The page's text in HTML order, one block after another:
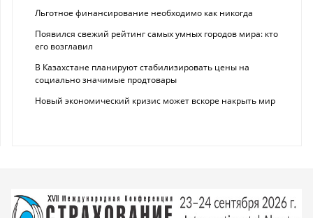
Льготное финансирование необходимо как никогда
Появился свежий рейтинг самых умных городов мира: кто
его возглавил
В Казахстане планируют стабилизировать цены на
социально значимые продтовары
Новый экономический кризис может вскоре накрыть мир